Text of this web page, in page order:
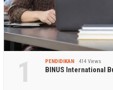
1 PENDIDIKAN 414 Views
BINUS International